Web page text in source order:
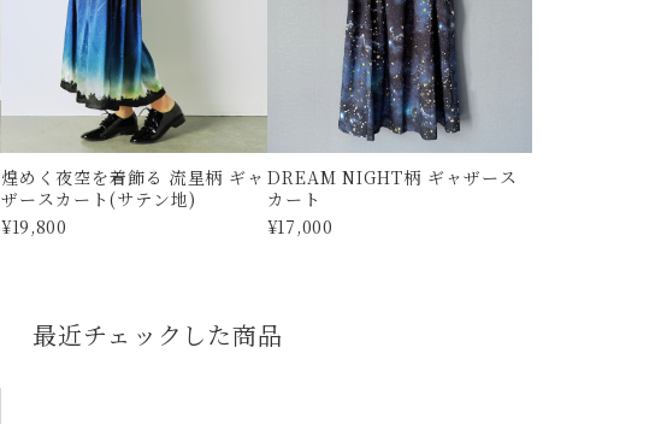
煌めく夜空を着飾る 流星柄 ギャ
ザースカート(サテン地)
¥19,800
DREAM NIGHT柄 ギャザース
カート
¥17,000
最近チェックした商品